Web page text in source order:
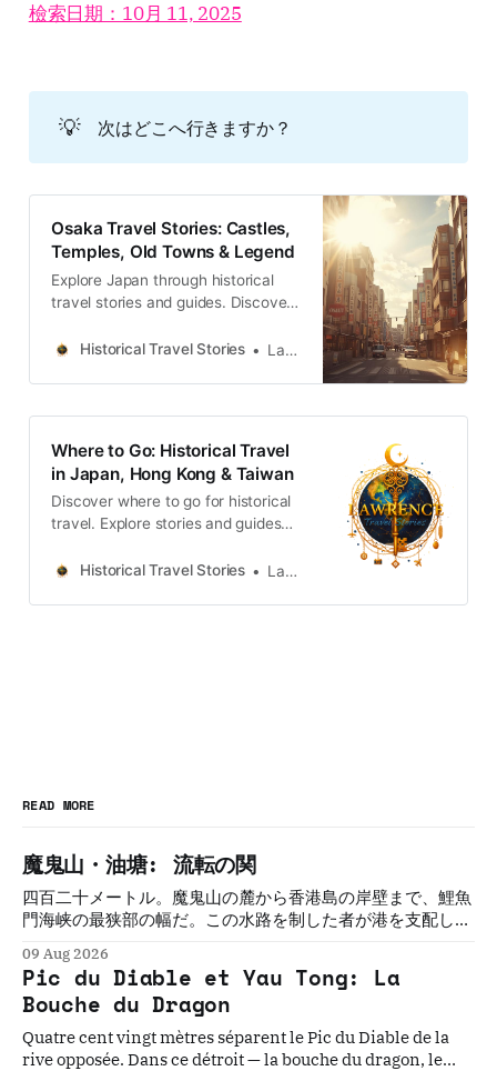
檢索日期：10月 11, 2025
💡 次はどこへ行きますか？
Osaka Travel Stories: Castles,
Temples, Old Towns & Legend
Explore Japan through historical
travel stories and guides. Discover
legends across regions, for
Historical Travel Stories Lawrence
Where to Go: Historical Travel
in Japan, Hong Kong & Taiwan
Discover where to go for historical
travel. Explore stories and guides
Taiwan, more destinations like the
Historical Travel Stories Lawrence
READ MORE
魔鬼山・油塘: 流転の関
四百二十メートル。魔鬼山の麓から香港島の岸壁まで、鯉魚
門海峡の最狭部の幅だ。この水路を制した者が港を支配し
文明がこの関を守ろうとし、誰も守れなかった。
09 Aug 2026
Pic du Diable et Yau Tong: La
Bouche du Dragon
Quatre cent vingt mètres séparent le Pic du Diable de la
rive opposée. Dans ce détroit — la bouche du dragon, le